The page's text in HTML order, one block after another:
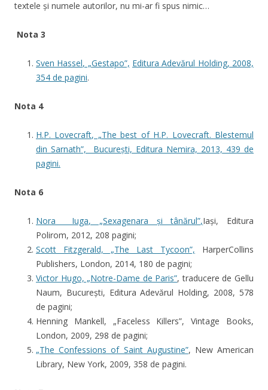
textele și numele autorilor, nu mi-ar fi spus nimic…
Nota 3
Sven Hassel, „Gestapo”, Editura Adevărul Holding, 2008,
354 de pagini.
Nota 4
H.P. Lovecraft, „The best of H.P. Lovecraft. Blestemul
din Sarnath”,
București, Editura Nemira, 2013, 439 de
pagini.
Nota 6
Nora Iuga, „Sexagenara și tânărul”,Iași, Editura
Polirom, 2012, 208 pagini;
Scott Fitzgerald, „The Last Tycoon”, HarperCollins
Publishers, London, 2014, 180 de pagini;
Victor Hugo, „Notre-Dame de Paris”, traducere de Gellu
Naum, București, Editura Adevărul Holding, 2008, 578
de pagini;
Henning Mankell, „Faceless Killers”, Vintage Books,
London, 2009, 298 de pagini;
„The Confessions of Saint Augustine”, New American
Library, New York, 2009, 358 de pagini.